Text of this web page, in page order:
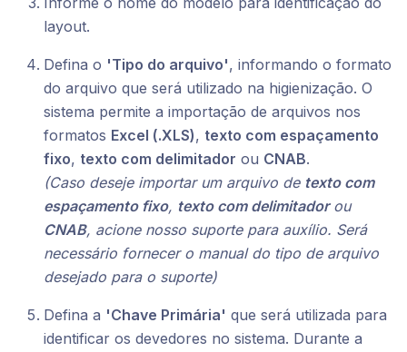
layout.
Defina o 'Tipo do arquivo', informando o formato
do arquivo que será utilizado na higienização. O
sistema permite a importação de arquivos nos
formatos Excel (.XLS), texto com espaçamento
fixo, texto com delimitador ou CNAB.
(Caso deseje importar um arquivo de texto com
espaçamento fixo, texto com delimitadorou
CNAB, acione nosso suporte para auxílio. Será
necessário fornecer o manual do tipo de arquivo
desejado para o suporte)
Defina a 'Chave Primária' que será utilizada para
identificar os devedores no sistema. Durante a